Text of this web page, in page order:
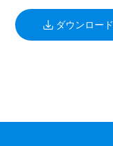
ダウンロード